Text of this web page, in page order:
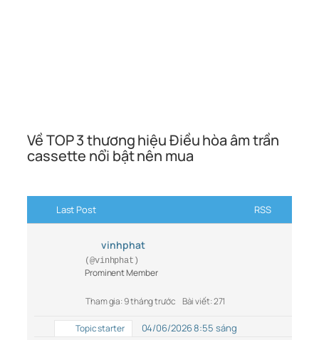
Về TOP 3 thương hiệu Điều hòa âm trần
cassette nổi bật nên mua
Last Post RSS
vinhphat
(@vinhphat)
Prominent Member
Tham gia: 9 tháng trước Bài viết: 271
Topic starter 04/06/2026 8:55 sáng